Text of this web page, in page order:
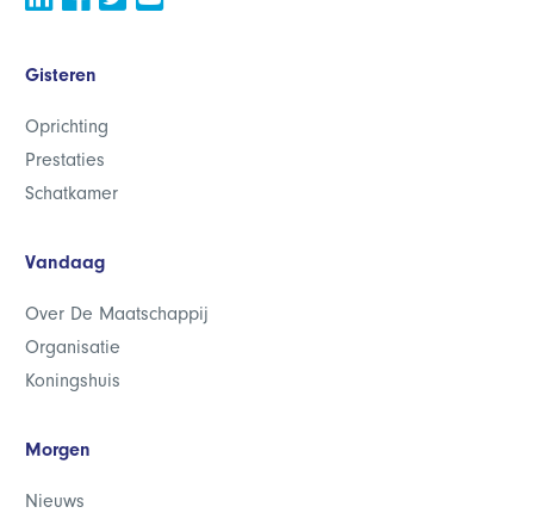
Gisteren
Oprichting
Prestaties
Schatkamer
Vandaag
Over De Maatschappij
Organisatie
Koningshuis
Morgen
Nieuws